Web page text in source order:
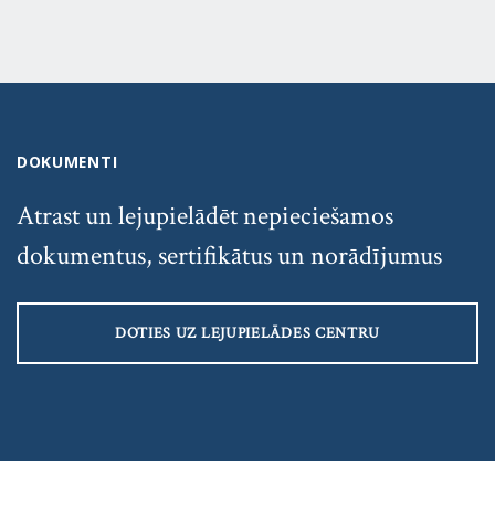
DOKUMENTI
Atrast un lejupielādēt nepieciešamos
dokumentus, sertifikātus un norādījumus
DOTIES UZ LEJUPIELĀDES CENTRU